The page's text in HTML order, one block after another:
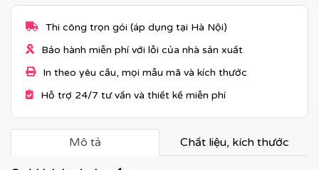
Thi công trọn gói (áp dụng tại Hà Nội)
Bảo hành miễn phí với lỗi của nhà sản xuất
In theo yêu cầu, mọi mẫu mã và kích thước
Hỗ trợ 24/7 tư vấn và thiết kế miễn phí
Mô tả Chất liệu, kích thước